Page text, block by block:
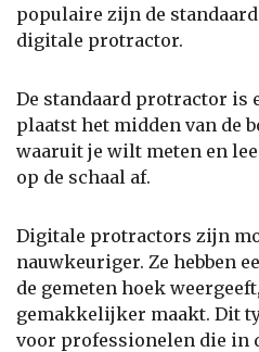
populaire zijn de
digitale protractor.
De standaard protractor is
plaatst het midden van de
waaruit je wilt meten en
op de schaal af.
Digitale protractors zijn
nauwkeuriger. Ze hebben
de gemeten hoek
gemakkelijker maakt. Dit
voor professionelen die in